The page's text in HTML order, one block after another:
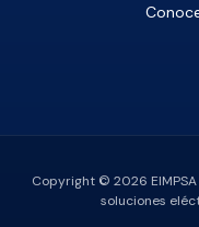
Copyright © 2026
soluciones